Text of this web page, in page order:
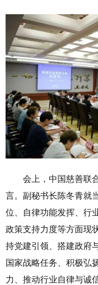
会上，中国慈善联
言。副秘书长陈冬青就
位、自律功能发挥、行
政策支持力度等方面现
持党建引领、搭建政府
国家战略任务、积极弘
力、推动行业自律与诚